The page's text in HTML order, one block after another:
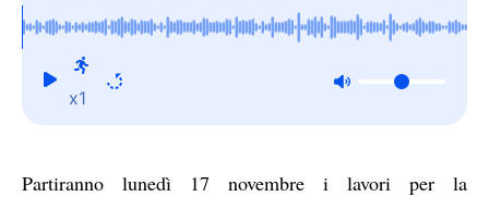
partiranno il 17 novembre
x1
Partiranno lunedì 17 novembre i lavori per la